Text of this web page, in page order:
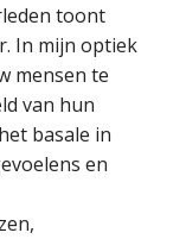
toont
In mijn optiek
mensen te
van hun
basale in
en